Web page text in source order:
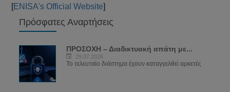
[ENISA's Official Website]
Πρόσφατες Αναρτήσεις
ΠΡΟΣΟΧΗ – Διαδικτυακή απάτη με...
29.07.2026
Το τελευταίο διάστημα έχουν καταγγελθεί αρκετές